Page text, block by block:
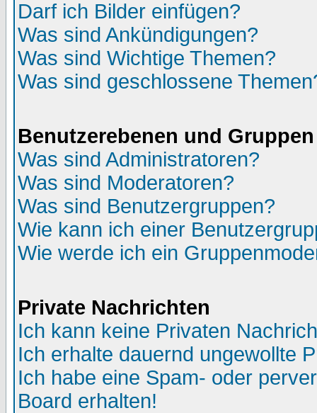
Darf ich Bilder einfügen?
Was sind Ankündigungen?
Was sind Wichtige Themen?
Was sind geschlossene
Benutzerebenen und Gruppen
Was sind Administratoren?
Was sind Moderatoren?
Was sind Benutzergruppen?
Wie kann ich einer
Wie werde ich ein
Private Nachrichten
Ich kann keine Privaten
Ich erhalte dauernd ungewollte
Ich habe eine Spam- oder
Board erhalten!